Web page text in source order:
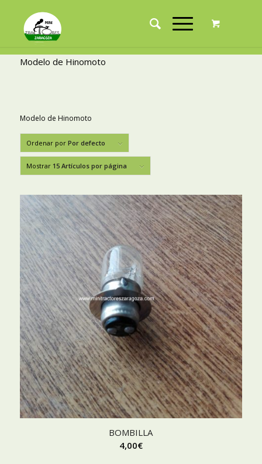
Modelo de Hinomoto
Modelo de Hinomoto
Ordenar por Por defecto
Mostrar 15 Artículos por página
BOMBILLA
4,00€